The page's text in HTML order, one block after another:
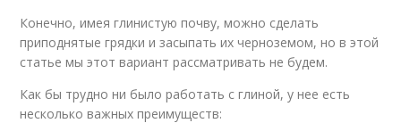
Конечно, имея глинистую почву, можно сделать
приподнятые грядки и засыпать их черноземом, но в этой
статье мы этот вариант рассматривать не будем.
Как бы трудно ни было работать с глиной, у нее есть
несколько важных преимуществ: